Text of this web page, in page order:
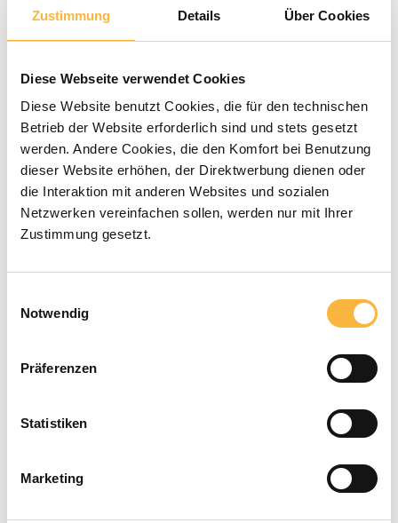
Zustimmung Details Über Cookies
Diese Webseite verwendet Cookies
Diese Website benutzt Cookies, die für den technischen
Betrieb der Website erforderlich sind und stets gesetzt
werden. Andere Cookies, die den Komfort bei Benutzung
dieser Website erhöhen, der Direktwerbung dienen oder
die Interaktion mit anderen Websites und sozialen
Netzwerken vereinfachen sollen, werden nur mit Ihrer
Zustimmung gesetzt.
Notwendig
Präferenzen
Statistiken
Marketing
Average rating of 0 out of 5 stars
0 Reviews
€144.90*
Available within the specified delivery
Product Quantity: Enter the desired